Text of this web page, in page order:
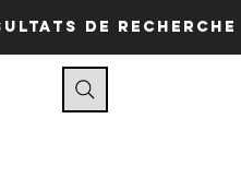
de recherche